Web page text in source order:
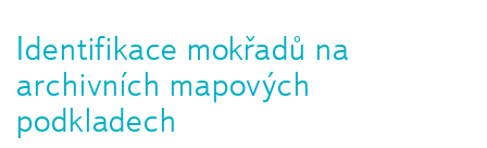
Identifikace mokřadů na
archivních mapových
podkladech